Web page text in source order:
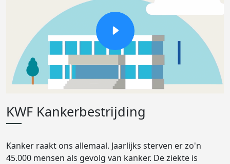
KWF Kankerbestrijding
Kanker raakt ons allemaal. Jaarlijks sterven er zo'n
45.000 mensen als gevolg van kanker. De ziekte is